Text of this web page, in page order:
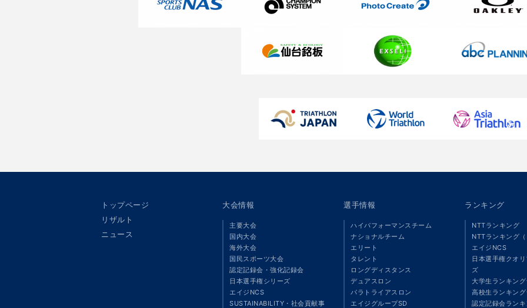
トップページ
リザルト
ニュース
大会情報
主要大会
国内大会
海外大会
国民スポーツ大会
認定記録会・強化記録会
日本選手権シリーズ
エイジNCS
SUSTAINABILITY・社会貢献事
選手情報
ハイパフォーマンスチーム
ナショナルチーム
エリート
タレント
ロングディスタンス
デュアスロン
パラトライアスロン
エイジグループSD
ランキング
NTTランキング
NTTランキング
エイジNCS
日本選手権クオ
ズ
大学生ランキン
高校生ランキン
認定記録会ラン